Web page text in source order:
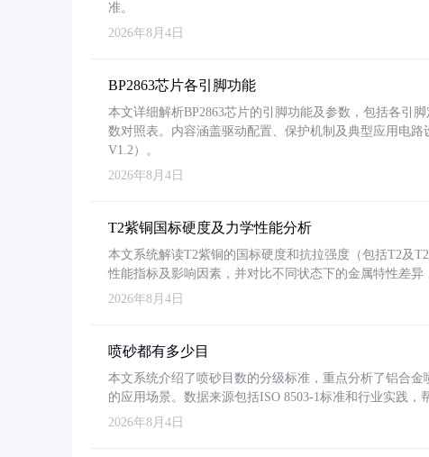
准。
2026年8月4日
BP2863芯片各引脚功能
本文详细解析BP2863芯片的引脚功能及参数，包括各引
数对照表。内容涵盖驱动配置、保护机制及典型应用电
V1.2）。
2026年8月4日
T2紫铜国标硬度及力学性能分析
本文系统解读T2紫铜的国标硬度和抗拉强度（包括T2及
性能指标及影响因素，并对比不同状态下的金属特性差异
2026年8月4日
喷砂都有多少目
本文系统介绍了喷砂目数的分级标准，重点分析了铝合
的应用场景。数据来源包括ISO 8503-1标准和行业实践，
2026年8月4日